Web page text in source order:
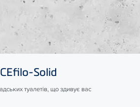
filo-Solid
туалетів, що здивує вас